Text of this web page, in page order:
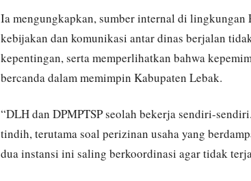
Ia mengungkapkan, sumber internal di lingkungan
kebijakan dan komunikasi antar dinas berjalan
kepentingan, serta memperlihatkan bahwa
bercanda dalam memimpin Kabupaten Lebak.
“DLH dan DPMPTSP seolah bekerja sendiri-
tindih, terutama soal perizinan usaha yang
dua instansi ini saling berkoordinasi agar tidak